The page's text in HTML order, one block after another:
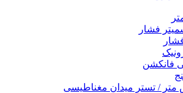
فشار
فانکشن
/ تستر میدان مغناطیسی